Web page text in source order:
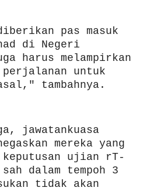
pas masuk
di Negeri
harus melampirkan
untuk
tambahnya.
jawatankuasa
mereka yang
ujian rT-
sah dalam tempoh 3
tidak akan